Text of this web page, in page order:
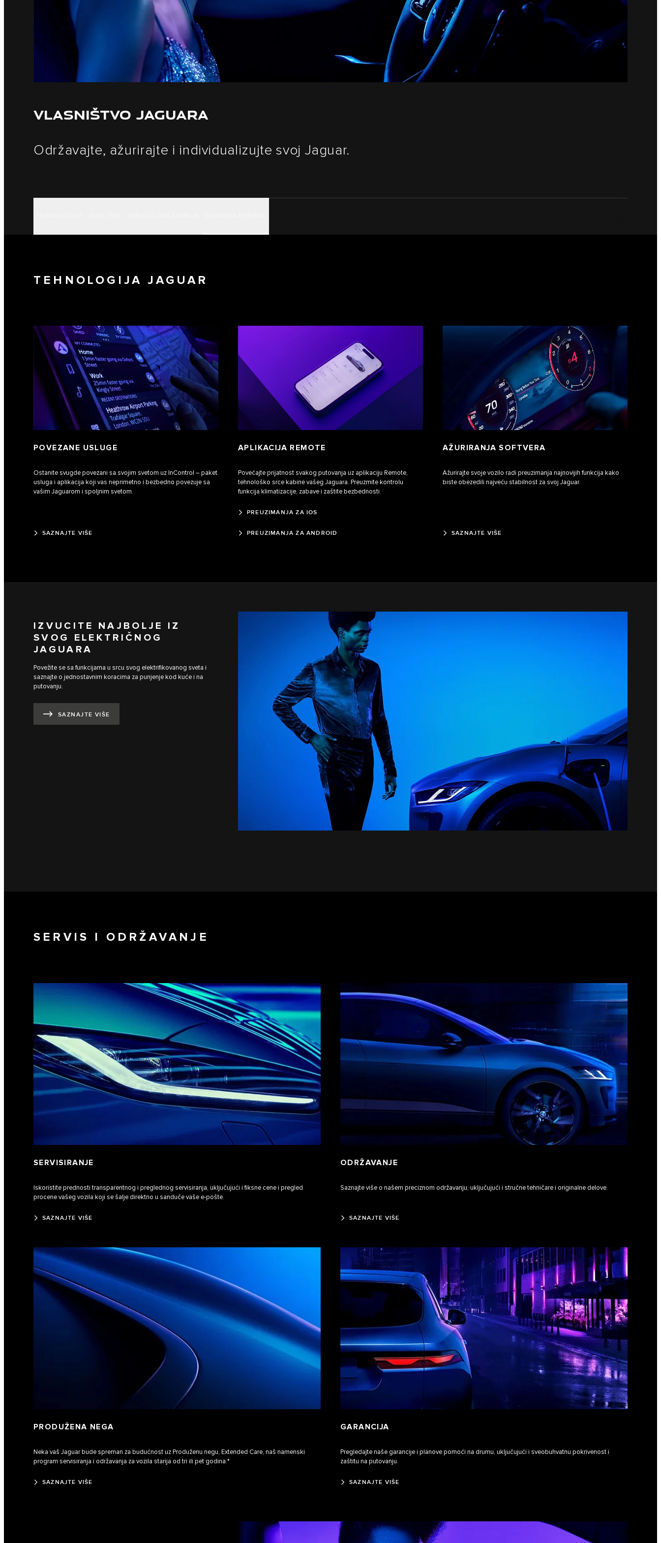
VLASNIŠTVO JAGUARA
Održavajte, ažurirajte i individualizujte svoj Jaguar.
TEHNOLOGIJA JAGUAR
POVEZANE USLUGE
Ostanite svugde povezani sa svojim svetom uz InControl – paket
usluga i aplikacija koji vas neprimetno i bezbedno povezuje sa
vašim Jaguarom i spoljnim svetom.
SAZNAJTE VIŠE
APLIKACIJA REMOTE
Povećajte prijatnost svakog putovanja uz aplikaciju Remote,
tehnološko srce kabine vašeg Jaguara. Preuzmite kontrolu
funkcija klimatizacije, zabave i zaštite bezbednosti.
PREUZIMANJA ZA IOS
PREUZIMANJA ZA ANDROID
AŽURIRANJA SOFTVERA
Ažurirajte svoje vozilo radi preuzimanja najnovijih funkcija kako
biste obezedili najveću stabilnost za svoj Jaguar.
SAZNAJTE VIŠE
IZVUCITE NAJBOLJE IZ
SVOG ELEKTRIČNOG
JAGUARA
Povežite se sa funkcijama u srcu svog elektrifikovanog sveta i
saznajte o jednostavnim koracima za punjenje kod kuće i na
putovanju.
SAZNAJTE VIŠE
SERVIS I ODRŽAVANJE
SERVISIRANJE
Iskoristite prednosti transparentnog i preglednog servisiranja, uključujući i fiksne cene i pregled
procene vašeg vozila koji se šalje direktno u sanduče vaše e-pošte.
SAZNAJTE VIŠE
ODRŽAVANJE
Saznajte više o našem preciznom održavanju, uključujući i stručne tehničare i originalne delove.
SAZNAJTE VIŠE
PRODUŽENA NEGA
Neka vaš Jaguar bude spreman za budućnost uz Produženu negu, Extended Care, naš namenski
program servisiranja i održavanja za vozila starija od tri ili pet godina.*
SAZNAJTE VIŠE
GARANCIJA
Pregledajte naše garancije i planove pomoći na drumu, uključujući i sveobuhvatnu pokrivenost i
zaštitu na putovanju.
SAZNAJTE VIŠE